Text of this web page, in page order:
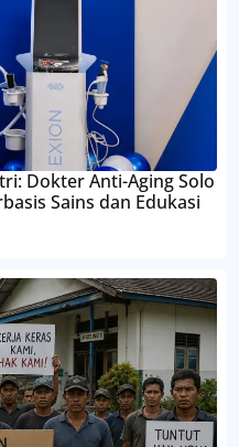
Dokter Anti-Aging Solo
Sains dan Edukasi